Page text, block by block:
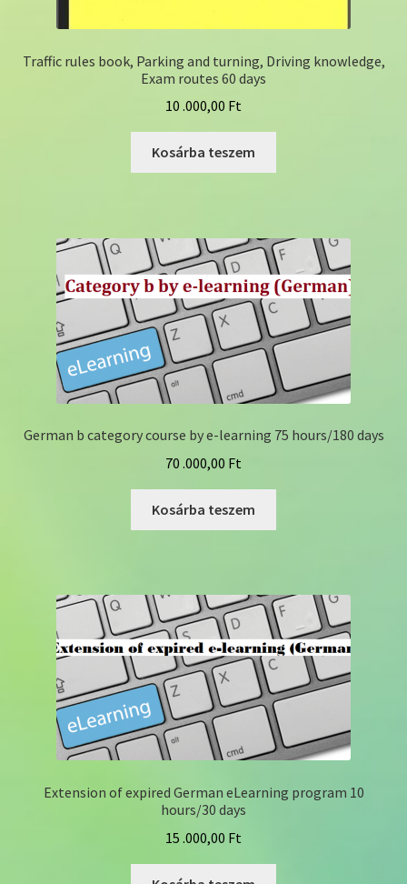
Traffic rules book, Parking and turning, Driving knowledge,
Exam routes 60 days
10 .000,00 Ft
Kosárba teszem
German b category course by e-learning 75 hours/180 days
70 .000,00 Ft
Kosárba teszem
Extension of expired German eLearning program 10
hours/30 days
15 .000,00 Ft